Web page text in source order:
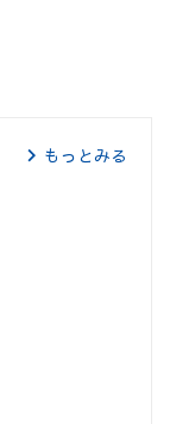
もっとみる